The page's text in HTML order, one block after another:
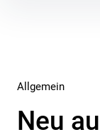
Allgemein
Neu